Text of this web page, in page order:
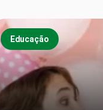
Educação